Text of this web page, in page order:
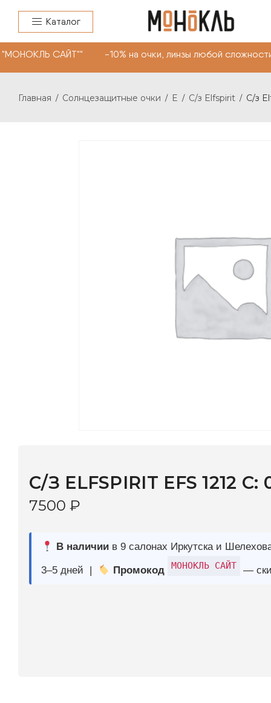
Каталог
САЙТ"" -10% на очки, линзы любой
Главная / Солнцезащитные очки / E / С/з Elfspirit / С/з
3–5 дней | Промокод — скидка 10%